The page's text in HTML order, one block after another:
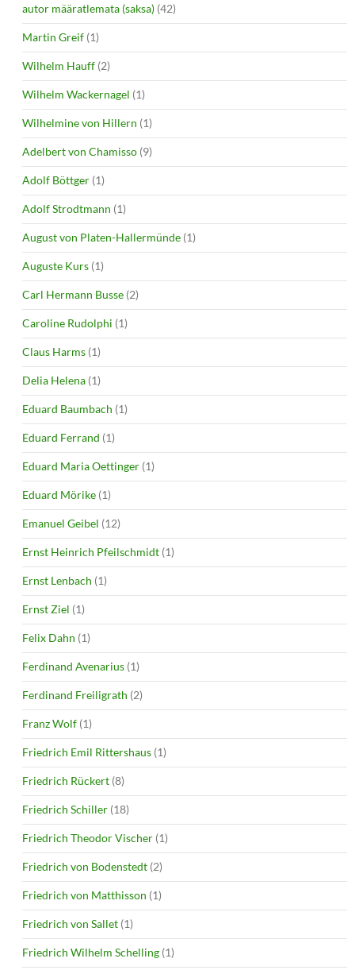
autor määratlemata (saksa) (42)
Martin Greif (1)
Wilhelm Hauff (2)
Wilhelm Wackernagel (1)
Wilhelmine von Hillern (1)
Adelbert von Chamisso (9)
Adolf Böttger (1)
Adolf Strodtmann (1)
August von Platen-Hallermünde (1)
Auguste Kurs (1)
Carl Hermann Busse (2)
Caroline Rudolphi (1)
Claus Harms (1)
Delia Helena (1)
Eduard Baumbach (1)
Eduard Ferrand (1)
Eduard Maria Oettinger (1)
Eduard Mörike (1)
Emanuel Geibel (12)
Ernst Heinrich Pfeilschmidt (1)
Ernst Lenbach (1)
Ernst Ziel (1)
Felix Dahn (1)
Ferdinand Avenarius (1)
Ferdinand Freiligrath (2)
Franz Wolf (1)
Friedrich Emil Rittershaus (1)
Friedrich Rückert (8)
Friedrich Schiller (18)
Friedrich Theodor Vischer (1)
Friedrich von Bodenstedt (2)
Friedrich von Matthisson (1)
Friedrich von Sallet (1)
Friedrich Wilhelm Schelling (1)